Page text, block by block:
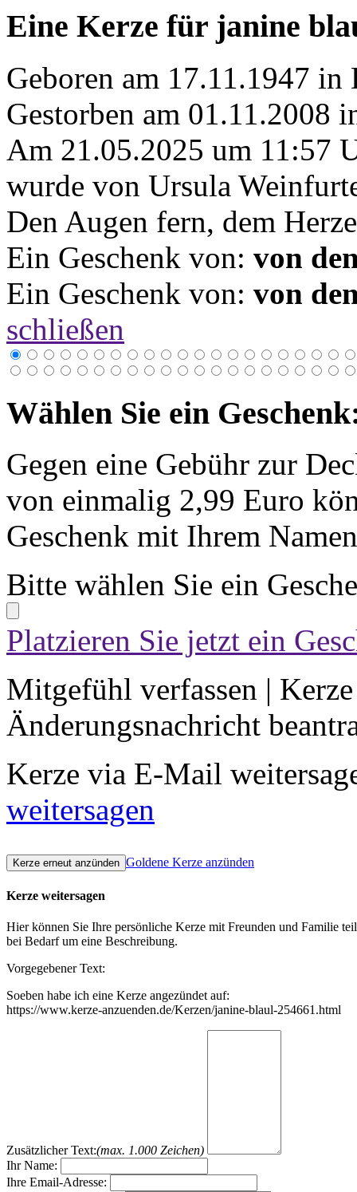
Eine Kerze für janine
Geboren am 17.11.1947 in
Gestorben am 01.11.2008
Am 21.05.2025 um 11:57
wurde von Ursula
Den Augen fern, dem
Ein Geschenk von: von
Ein Geschenk von: von
schließen
Wählen Sie ein
Gegen eine Gebühr zur
von einmalig 2,99 Euro
Geschenk mit Ihrem
Bitte wählen Sie ein
Platzieren Sie jetzt ein
Mitgefühl verfassen |
Änderungsnachricht
Kerze via E-Mail
weitersagen
Goldene Kerze anzünden
Kerze weitersagen
Hier können Sie Ihre persönliche Kerze mit Freunden und Familie
bei Bedarf um eine Beschreibung.
Vorgegebener Text:
Soeben habe ich eine Kerze angezündet auf:
https://www.kerze-anzuenden.de/Kerzen/janine-blaul-254661.html
Zusätzlicher Text:(max. 1.000 Zeichen)
Ihr Name:
Ihre Email-Adresse: